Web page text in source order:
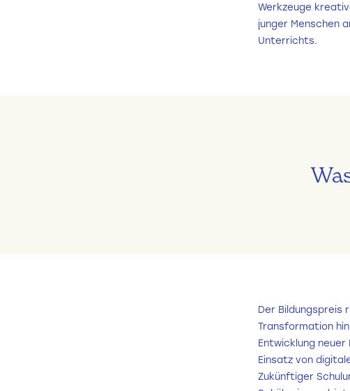
Werkzeuge
junger Menschen
Unterrichts.
Der Bildungspreis
Transformation
Entwicklung
Einsatz von
Zukünftiger